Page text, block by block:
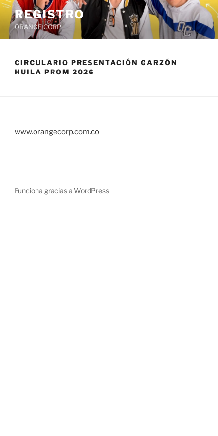
Saltar
contenido
REGISTRO
ORANGE CORP
CIRCULARIO PRESENTACIÓN GARZÓN
HUILA PROM 2026
www.orangecorp.com.co
Funciona gracias a WordPress